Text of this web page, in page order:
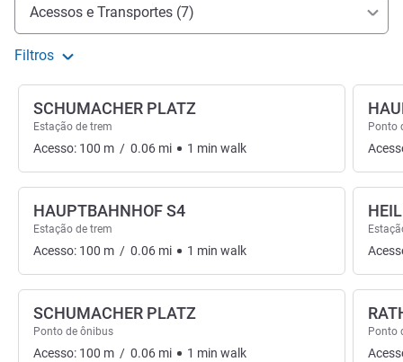
Acessos e Transportes (7)
Filtros
SCHUMACHER PLATZ
Estação de trem
Acesso: 100 m / 0.06 mi 1 min walk
HAUPTBAHNHOF S4
Estação de trem
Acesso: 100 m / 0.06 mi 1 min walk
SCHUMACHER PLATZ
Ponto de ônibus
Acesso: 100 m / 0.06 mi 1 min walk
Ponto
Ponto